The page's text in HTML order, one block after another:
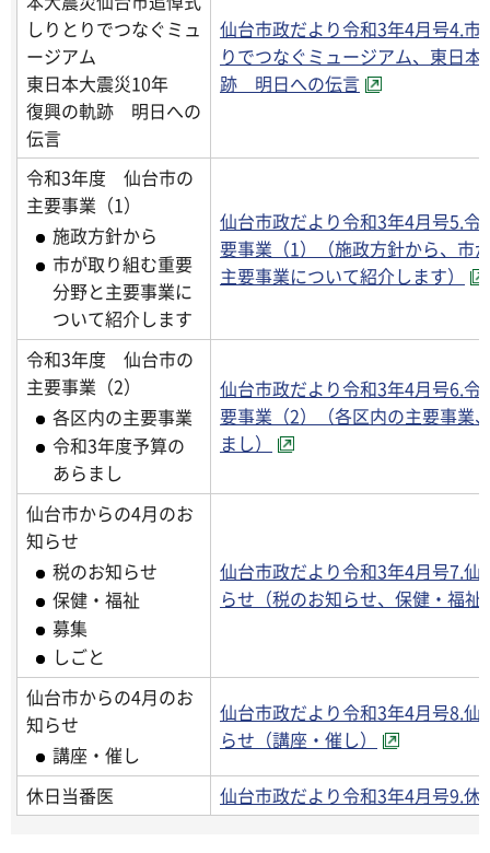
しりとりでつなぐミュ
ージアム
東日本大震災10年
復興の軌跡 明日への
伝言
仙台市政だより令和3年4月号4.市
りでつなぐミュージアム、東日
跡 明日への伝言
令和3年度 仙台市の
主要事業（1）
施政方針から
市が取り組む重要
分野と主要事業に
ついて紹介します
仙台市政だより令和3年4月号5.
要事業（1）（施政方針から、市
主要事業について紹介します）
令和3年度 仙台市の
主要事業（2）
各区内の主要事業
令和3年度予算の
あらまし
仙台市政だより令和3年4月号6.
要事業（2）（各区内の主要事業
まし）
仙台市からの4月のお
知らせ
税のお知らせ
保健・福祉
募集
しごと
仙台市政だより令和3年4月号7.仙
らせ（税のお知らせ、保健・福
仙台市からの4月のお
知らせ
講座・催し
仙台市政だより令和3年4月号8.仙
らせ（講座・催し）
休日当番医 仙台市政だより令和3年4月号9.休